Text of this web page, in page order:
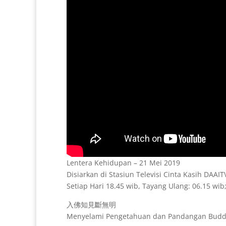
Lentera Kehidupan – 21 Mei 2019
Disiarkan di Stasiun Televisi Cinta Kasih
Setiap Hari 18.45 wib, Tayang Ulang: 06.15
入佛知見斷無明
Menyelami Pengetahuan dan Pandangan